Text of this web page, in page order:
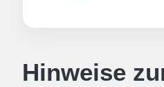
Hinweise